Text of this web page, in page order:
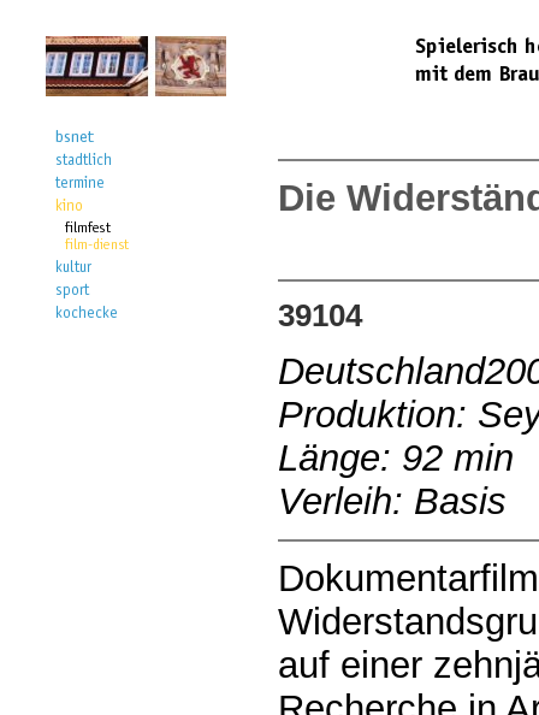
Die
39104
Produktion:
Länge: 92 min
Verleih: Basis
auf einer